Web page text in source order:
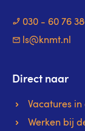
030 - 60 76
ls@knmt.nl
Direct naar
Vacatures
Werken bij